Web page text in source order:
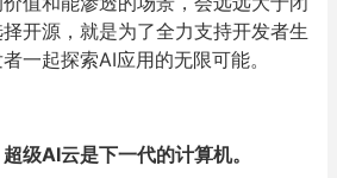
开源，就是为了全力支持开发者生
一起探索AI应用的无限可能。
级AI云是下一代的计算机。